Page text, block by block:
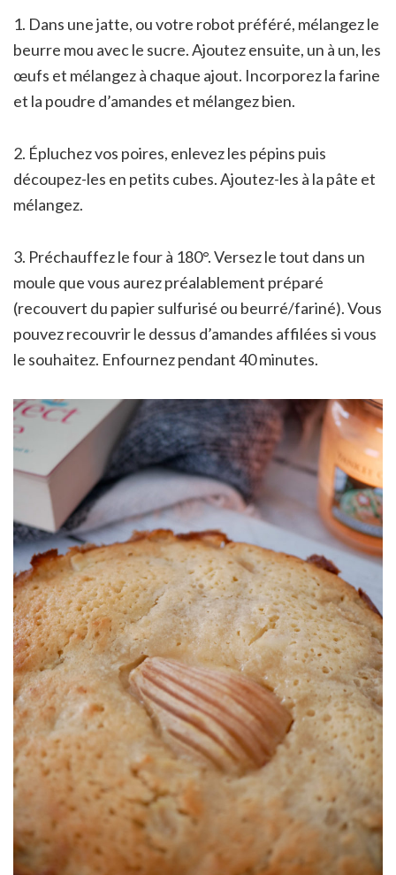
1. Dans une jatte, ou votre robot préféré, mélangez le
beurre mou avec le sucre. Ajoutez ensuite, un à un, les
œufs et mélangez à chaque ajout. Incorporez la farine
et la poudre d’amandes et mélangez bien.
2. Épluchez vos poires, enlevez les pépins puis
découpez-les en petits cubes. Ajoutez-les à la pâte et
mélangez.
3. Préchauffez le four à 180°. Versez le tout dans un
moule que vous aurez préalablement préparé
(recouvert du papier sulfurisé ou beurré/fariné). Vous
pouvez recouvrir le dessus d’amandes affilées si vous
le souhaitez. Enfournez pendant 40 minutes.